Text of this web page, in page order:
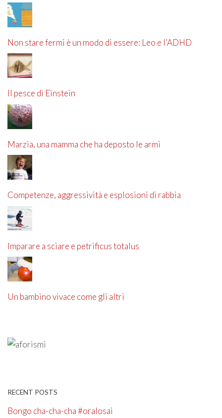
Non stare fermi è un modo di essere: Leo e l’ADHD
Il pesce di Einstein
Marzia, una mamma che ha deposto le armi
Competenze, aggressività e esplosioni di rabbia
Imparare a sciare e petrificus totalus
Un bambino vivace come gli altri
RECENT POSTS
Bongo cha-cha-cha #oralosai